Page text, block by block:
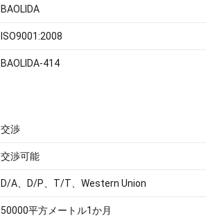
BAOLIDA
ISO9001:2008
BAOLIDA-414
交渉
交渉可能
D/A、D/P、T/T、Western Union
50000平方メートル1か月